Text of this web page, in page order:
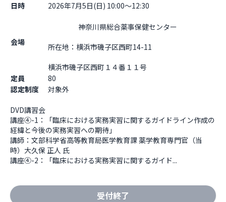
日時 2026年7月5日(日) 10:00～12:30
会場
所在地：横浜市磯子区西町14-11
横浜市磯子区西町１４番１１号
定員
80
認定制度
対象外
DVD講習会
講座④-1：「臨床における実務実習に関するガイドライン作成の
経緯と今後の実務実習への期待」
講師：文部科学省高等教育局医学教育課 薬学教育専門官（当
時）大久保 正人 氏
講座④-2：「臨床における実務実習に関するガイド...
受付終了